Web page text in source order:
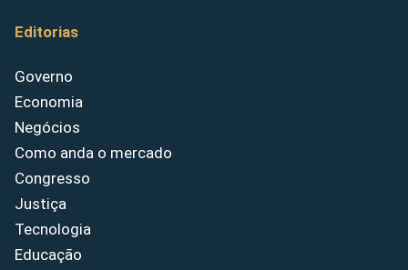
Editorias
Governo
Economia
Negócios
Como anda o mercado
Congresso
Justiça
Tecnologia
Educação